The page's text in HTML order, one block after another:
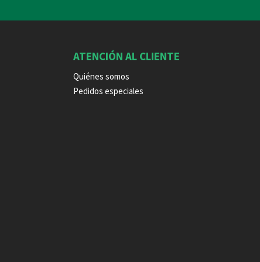
ATENCIÓN AL CLIENTE
Quiénes somos
Pedidos especiales